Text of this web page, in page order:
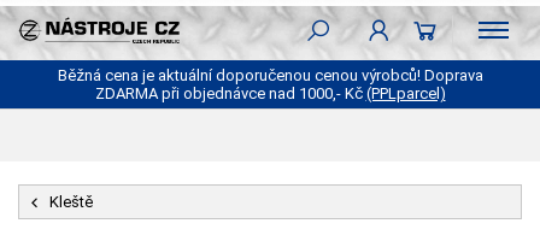
Běžná cena je aktuální doporučenou cenou výrobců! Doprava
ZDARMA při objednávce nad 1000,- Kč (PPLparcel)
Kleště